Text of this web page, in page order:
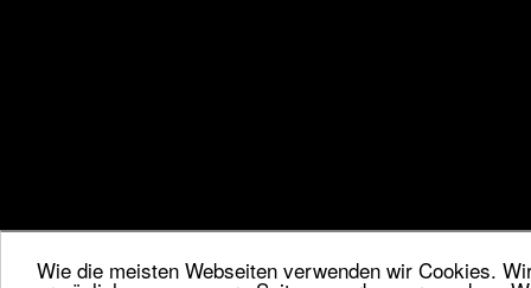
Wie die meisten Webseiten verwenden wir Cookies.